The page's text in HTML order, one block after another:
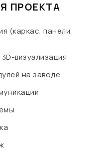
ПРОЕКТА
(каркас, панели,
визуализация
на заводе